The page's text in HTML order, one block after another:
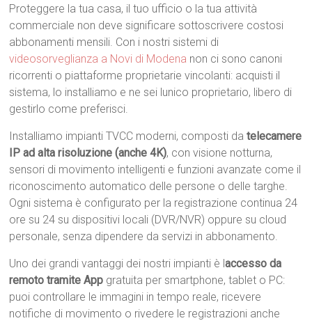
Proteggere la tua casa, il tuo ufficio o la tua attività
commerciale non deve significare sottoscrivere costosi
abbonamenti mensili. Con i nostri sistemi di
videosorveglianza a Novi di Modena non ci sono canoni
ricorrenti o piattaforme proprietarie vincolanti: acquisti il
sistema, lo installiamo e ne sei lunico proprietario, libero di
gestirlo come preferisci.
Installiamo impianti TVCC moderni, composti datelecamere
IP ad alta risoluzione (anche 4K), con visione notturna,
sensori di movimento intelligenti e funzioni avanzate come il
riconoscimento automatico delle persone o delle targhe.
Ogni sistema è configurato per la registrazione continua 24
ore su 24 su dispositivi locali (DVR/NVR) oppure su cloud
personale, senza dipendere da servizi in abbonamento.
Uno dei grandi vantaggi dei nostri impianti è laccesso da
remoto tramite App gratuita per smartphone, tablet o PC:
puoi controllare le immagini in tempo reale, ricevere
notifiche di movimento o rivedere le registrazioni anche